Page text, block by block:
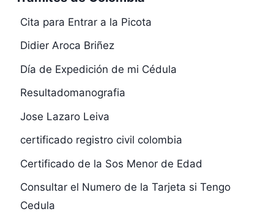
Cita para Entrar a la Picota
Didier Aroca Briñez
Día de Expedición de mi Cédula
Resultadomanografia
Jose Lazaro Leiva
certificado registro civil colombia
Certificado de la Sos Menor de Edad
Consultar el Numero de la Tarjeta si Tengo
Cedula